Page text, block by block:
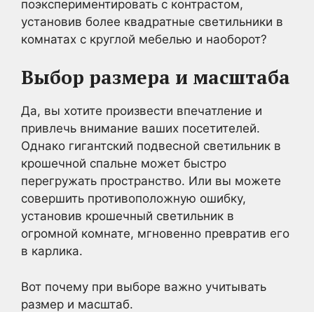
поэкспериментировать с контрастом,
установив более квадратные светильники в
комнатах с круглой мебелью и наоборот?
Выбор размера и масштаба
Да, вы хотите произвести впечатление и
привлечь внимание ваших посетителей.
Однако гигантский подвесной светильник в
крошечной спальне может быстро
перегружать пространство. Или вы можете
совершить противоположную ошибку,
установив крошечный светильник в
огромной комнате, мгновенно превратив его
в карлика.
Вот почему при выборе важно учитывать
размер и масштаб.